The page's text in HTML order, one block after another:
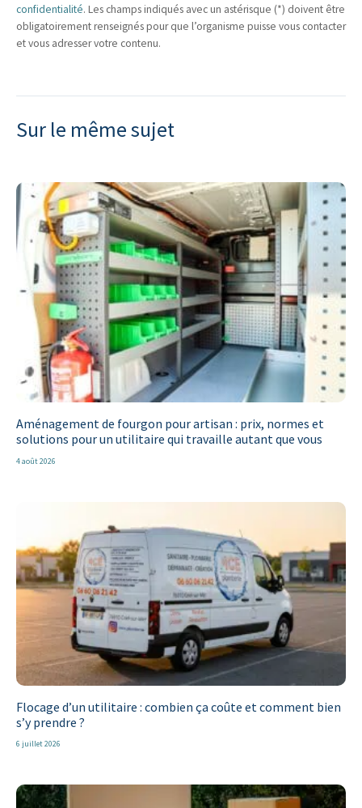
confidentialité. Les champs indiqués avec un astérisque (*) doivent être
obligatoirement renseignés pour que l’organisme puisse vous contacter
et vous adresser votre contenu.
Sur le même sujet
Aménagement de fourgon pour artisan : prix, normes et
solutions pour un utilitaire qui travaille autant que vous
4 août 2026
Flocage d’un utilitaire : combien ça coûte et comment bien
s’y prendre ?
6 juillet 2026